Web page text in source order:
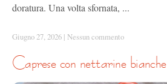
doratura. Una volta sfornata, ...
Giugno 27, 2026 | Nessun commento
caprese con nettarine bianche